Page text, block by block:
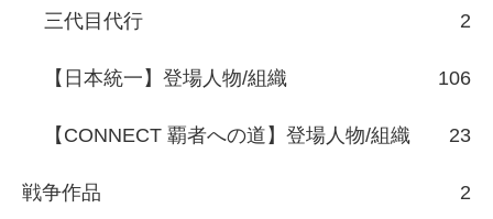
三代目代行 2
【日本統一】登場人物/組織 106
【CONNECT 覇者への道】登場人物/組織 23
戦争作品 2